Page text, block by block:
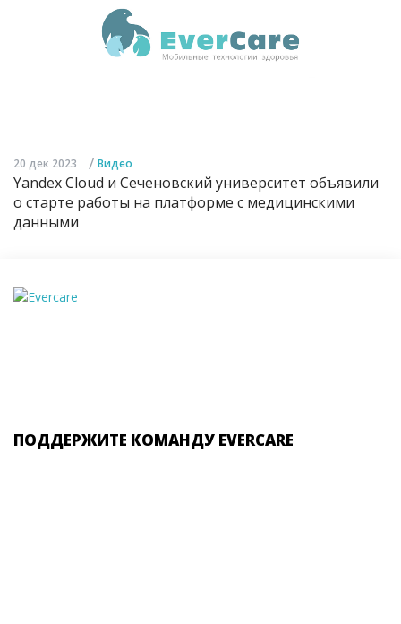
20 дек 2023 / Видео
Yandex Cloud и Сеченовский университет объявили
о старте работы на платформе с медицинскими
данными
ПОДДЕРЖИТЕ КОМАНДУ EVERCARE